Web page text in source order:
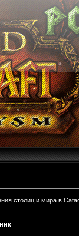
столиц и мира в